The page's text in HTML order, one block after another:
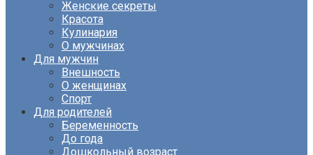
Женские секреты
Красота
Кулинария
О мужчинах
Для мужчин
Внешность
О женщинах
Спорт
Для родителей
Беременность
До года
Дошкольный возраст